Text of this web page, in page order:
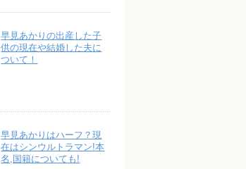
早見あかりの出産した子
供の現在や結婚した夫に
ついて！
早見あかりはハーフ？現
在はシンウルトラマン!本
名,国籍についても!